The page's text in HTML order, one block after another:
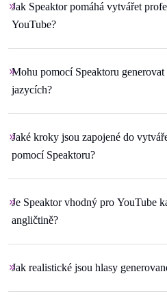
Jak Speaktor pomáhá vytvářet
YouTube?
Mohu pomocí Speaktoru
jazycích?
Jaké kroky jsou zapojené do
pomocí Speaktoru?
Je Speaktor vhodný pro YouTube
angličtině?
Jak realistické jsou hlasy